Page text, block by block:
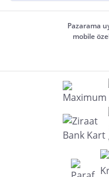
Pazarama
mobile